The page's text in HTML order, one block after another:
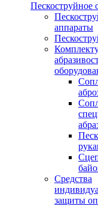
Пескоструйное
аппараты
Средства
защиты